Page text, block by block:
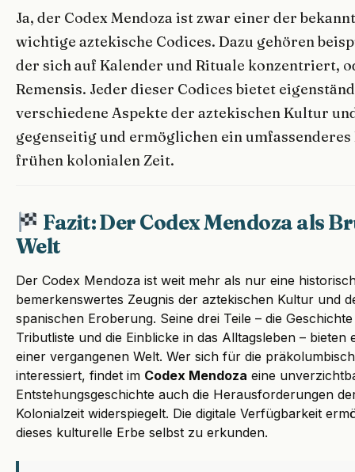
Ja, der Codex Mendoza ist zwar einer der
wichtige aztekische Codices. Dazu gehören
der sich auf Kalender und Rituale konzentriert,
Remensis. Jeder dieser Codices bietet
verschiedene Aspekte der aztekischen Kultur
gegenseitig und ermöglichen ein
frühen kolonialen Zeit.
Fazit: Der Codex Mendoza als
Welt
Der Codex Mendoza ist weit mehr als nur eine
bemerkenswertes Zeugnis der aztekischen Kultur und
spanischen Eroberung. Seine drei Teile – die
Tributliste und die Einblicke in das Alltagsleben –
einer vergangenen Welt. Wer sich für die
interessiert, findet im Codex Mendoza eine
Entstehungsgeschichte auch die Herausforderungen
Kolonialzeit widerspiegelt. Die digitale Verfügbarkeit
dieses kulturelle Erbe selbst zu erkunden.